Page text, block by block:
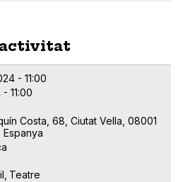
- 11:00
11:00
Costa, 68, Ciutat Vella, 08001
Teatre